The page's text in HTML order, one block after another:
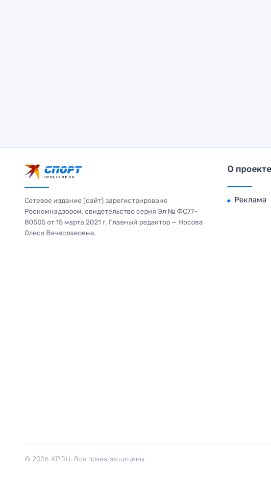
Сетевое издание (сайт) зарегистрировано
Роскомнадзором, свидетельство серия Эл № ФС77-
80505 от 15 марта 2021 г. Главный редактор — Носова
Олеся Вячеславовна.
О проекте
Реклама
© 2026. KP.RU. Все права защищены.